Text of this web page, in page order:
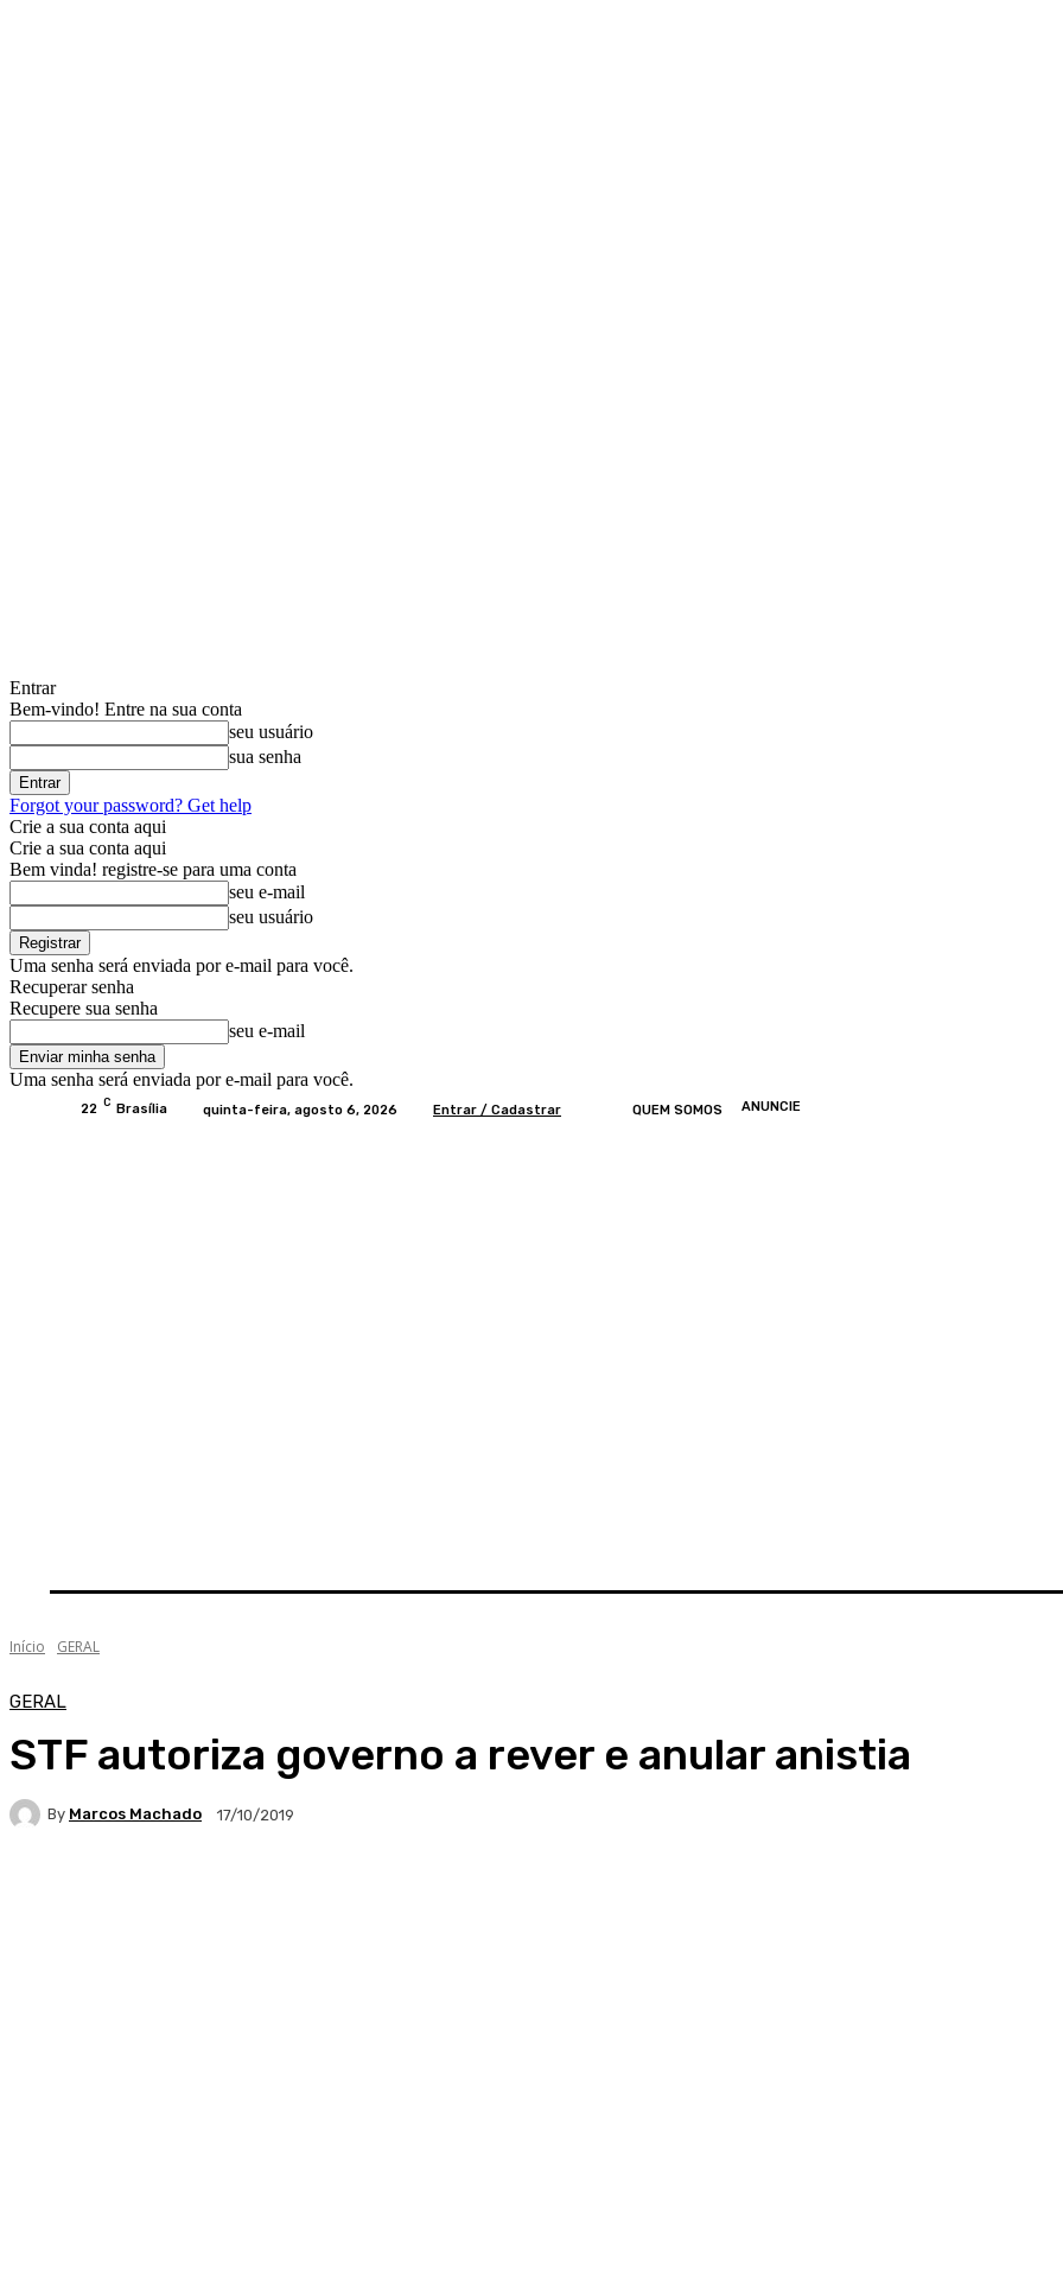
Entrar
Bem-vindo! Entre na sua conta
seu usuário
sua senha
Forgot your password? Get help
Crie a sua conta aqui
Crie a sua conta aqui
Bem vinda! registre-se para uma conta
seu e-mail
seu usuário
Uma senha será enviada por e-mail para você.
Recuperar senha
Recupere sua senha
seu e-mail
Uma senha será enviada por e-mail para você.
22 C Brasília quinta-feira, agosto 6, 2026 Entrar / Cadastrar QUEM SOMOS ANUNCIE
Início GERAL
GERAL
STF autoriza governo a rever e anular anistia
By Marcos Machado 17/10/2019